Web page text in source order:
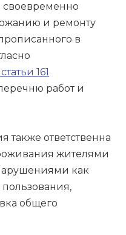
и ремонту
в
161
работ и
также ответственна
жителями
как
общего